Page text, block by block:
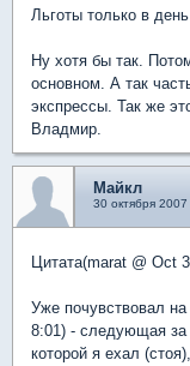
Льготы только в
Ну хотя бы так.
основном. А так
экспрессы. Так же
Владмир.
Майкл
30 октября
Цитата(marat @ Oct
Уже почувствовал
8:01) - следующая за
которой я ехал